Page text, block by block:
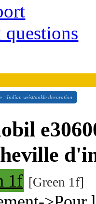
: Indian wrist/ankle decoration
1f [Green 1f]